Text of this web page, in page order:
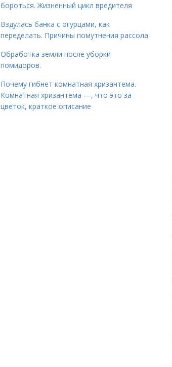
бороться. Жизненный цикл вредителя
Вздулась банка с огурцами, как
переделать. Причины помутнения рассола
Обработка земли после уборки
помидоров.
Почему гибнет комнатная хризантема.
Комнатная хризантема —, что это за
цветок, краткое описание